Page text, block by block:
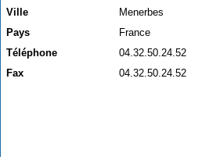
Ville
Menerbes
Pays
France
Téléphone
04.32.50.24.52
Fax
04.32.50.24.52